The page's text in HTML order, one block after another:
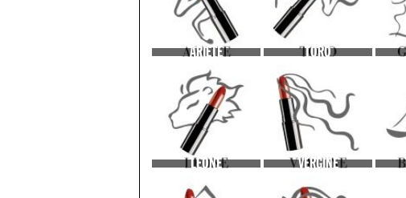
ARIETE TORO
LEONE VERGINE